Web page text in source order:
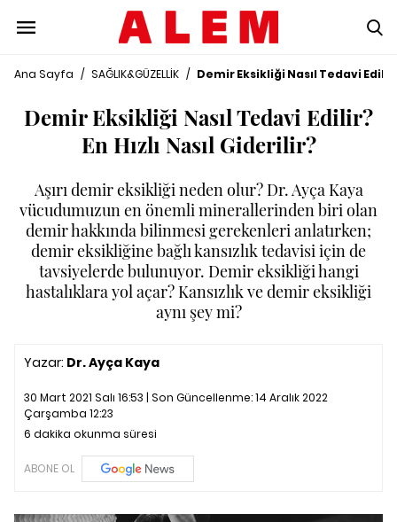
Ana Sayfa / SAĞLIK&GÜZELLİK / Demir Eksikliği Nasıl Tedavi
Demir Eksikliği Nasıl Tedavi Edilir?
En Hızlı Nasıl Giderilir?
Aşırı demir eksikliği neden olur? Dr. Ayça Kaya
vücudumuzun en önemli minerallerinden biri olan
demir hakkında bilinmesi gerekenleri anlatırken;
demir eksikliğine bağlı kansızlık tedavisi için de
tavsiyelerde bulunuyor. Demir eksikliği hangi
hastalıklara yol açar? Kansızlık ve demir eksikliği
aynı şey mi?
Yazar: Dr. Ayça Kaya
30 Mart 2021 Salı 16:53 | Son Güncellenme:14 Aralık 2022
Çarşamba 12:23
6 dakika okunma süresi
ABONE OL